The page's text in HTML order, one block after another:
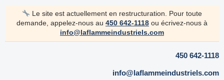
Le site est actuellement en restructuration. Pour toute
demande, appelez-nous au 450 642-1118 ou écrivez-nous à
info@laflammeindustriels.com
450 642-1118
info@laflammeindustriels.com